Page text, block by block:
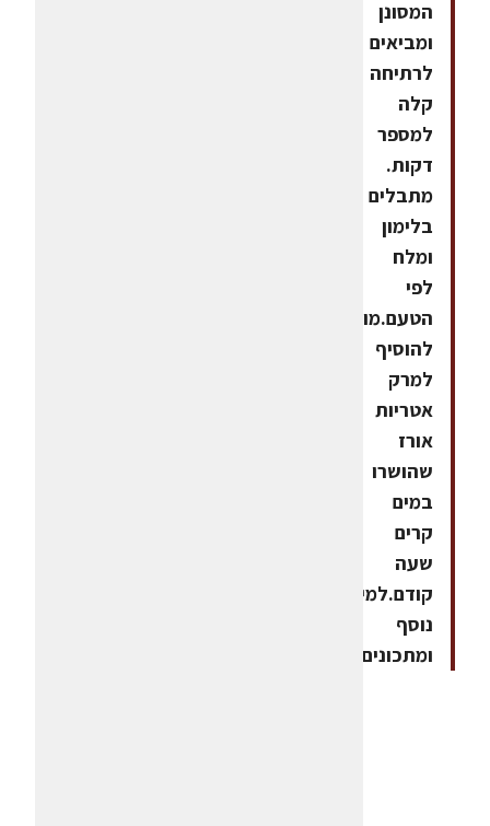
המסונן
ומביאים
לרתיחה
קלה
למספר
דקות.
מתבלים
בלימון
ומלח
לפי
הטעם.מומלץ
להוסיף
למרק
אטריות
אורז
שהושרו
במים
קרים
שעה
קודם.למידע
נוסף
ומתכונים